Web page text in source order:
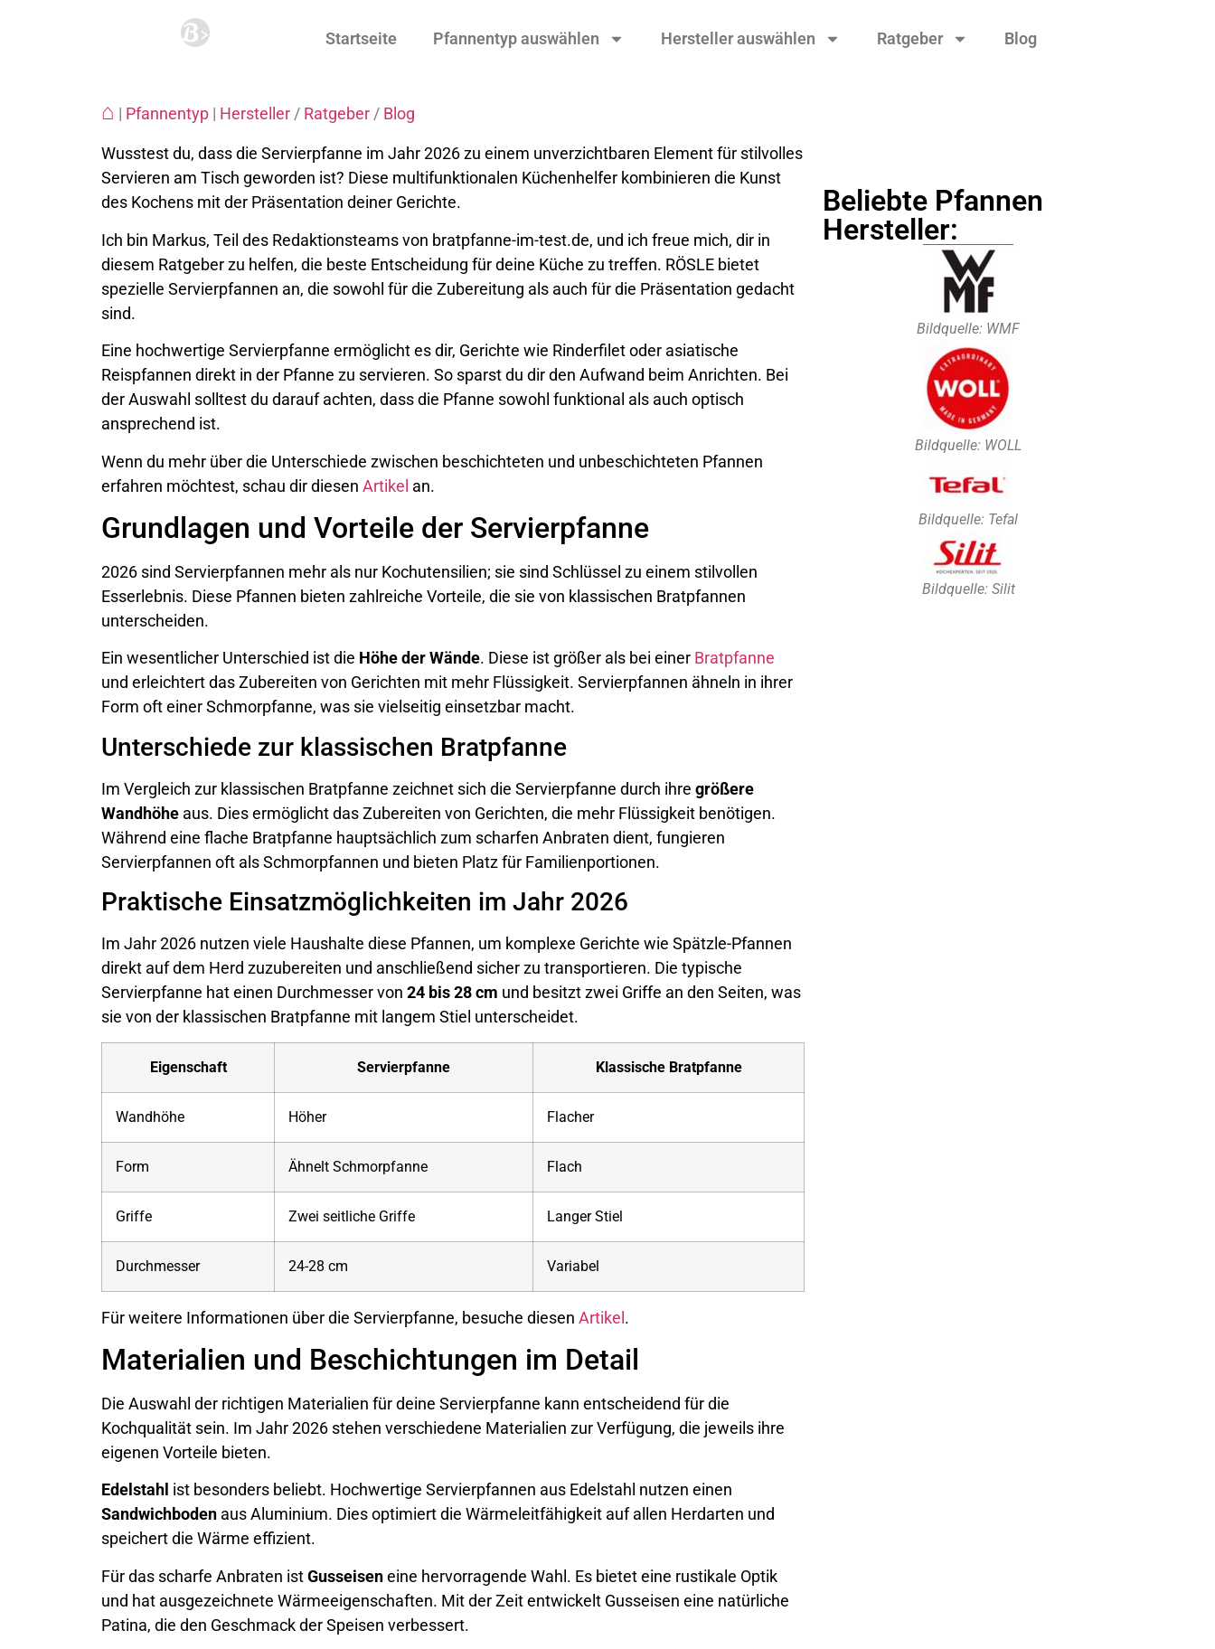
Startseite Pfannentyp auswählen Hersteller auswählen Ratgeber Blog
⌂ | Pfannentyp | Hersteller / Ratgeber / Blog
Wusstest du, dass die Servierpfanne im Jahr 2026 zu einem unverzichtbaren Element für stilvolles
Servieren am Tisch geworden ist? Diese multifunktionalen Küchenhelfer kombinieren die Kunst
des Kochens mit der Präsentation deiner Gerichte.
Ich bin Markus, Teil des Redaktionsteams von bratpfanne-im-test.de, und ich freue mich, dir in
diesem Ratgeber zu helfen, die beste Entscheidung für deine Küche zu treffen. RÖSLE bietet
spezielle Servierpfannen an, die sowohl für die Zubereitung als auch für die Präsentation gedacht
sind.
Eine hochwertige Servierpfanne ermöglicht es dir, Gerichte wie Rinderfilet oder asiatische
Reispfannen direkt in der Pfanne zu servieren. So sparst du dir den Aufwand beim Anrichten. Bei
der Auswahl solltest du darauf achten, dass die Pfanne sowohl funktional als auch optisch
ansprechend ist.
Wenn du mehr über die Unterschiede zwischen beschichteten und unbeschichteten Pfannen
erfahren möchtest, schau dir diesen Artikel an.
Grundlagen und Vorteile der Servierpfanne
2026 sind Servierpfannen mehr als nur Kochutensilien; sie sind Schlüssel zu einem stilvollen
Esserlebnis. Diese Pfannen bieten zahlreiche Vorteile, die sie von klassischen Bratpfannen
unterscheiden.
Ein wesentlicher Unterschied ist die Höhe der Wände. Diese ist größer als bei einer Bratpfanne
und erleichtert das Zubereiten von Gerichten mit mehr Flüssigkeit. Servierpfannen ähneln in ihrer
Form oft einer Schmorpfanne, was sie vielseitig einsetzbar macht.
Unterschiede zur klassischen Bratpfanne
Im Vergleich zur klassischen Bratpfanne zeichnet sich die Servierpfanne durch ihre größere
Wandhöhe aus. Dies ermöglicht das Zubereiten von Gerichten, die mehr Flüssigkeit benötigen.
Während eine flache Bratpfanne hauptsächlich zum scharfen Anbraten dient, fungieren
Servierpfannen oft als Schmorpfannen und bieten Platz für Familienportionen.
Praktische Einsatzmöglichkeiten im Jahr 2026
Im Jahr 2026 nutzen viele Haushalte diese Pfannen, um komplexe Gerichte wie Spätzle-Pfannen
direkt auf dem Herd zuzubereiten und anschließend sicher zu transportieren. Die typische
Servierpfanne hat einen Durchmesser von 24 bis 28 cm und besitzt zwei Griffe an den Seiten, was
sie von der klassischen Bratpfanne mit langem Stiel unterscheidet.
Eigenschaft Servierpfanne Klassische Bratpfanne
Wandhöhe Höher Flacher
Form Ähnelt Schmorpfanne Flach
Griffe Zwei seitliche Griffe Langer Stiel
Durchmesser 24-28 cm Variabel
Für weitere Informationen über die Servierpfanne, besuche diesen Artikel.
Materialien und Beschichtungen im Detail
Die Auswahl der richtigen Materialien für deine Servierpfanne kann entscheidend für die
Kochqualität sein. Im Jahr 2026 stehen verschiedene Materialien zur Verfügung, die jeweils ihre
eigenen Vorteile bieten.
Edelstahl ist besonders beliebt. Hochwertige Servierpfannen aus Edelstahl nutzen einen
Sandwichboden aus Aluminium. Dies optimiert die Wärmeleitfähigkeit auf allen Herdarten und
speichert die Wärme effizient.
Für das scharfe Anbraten istGusseiseneine hervorragende Wahl. Es bietet eine rustikale Optik
und hat ausgezeichnete Wärmeeigenschaften. Mit der Zeit entwickelt Gusseisen eine natürliche
Patina, die den Geschmack der Speisen verbessert.
Beliebte Pfannen
Hersteller:
Bildquelle: WMF
Bildquelle: WOLL
Bildquelle: Tefal
Bildquelle: Silit